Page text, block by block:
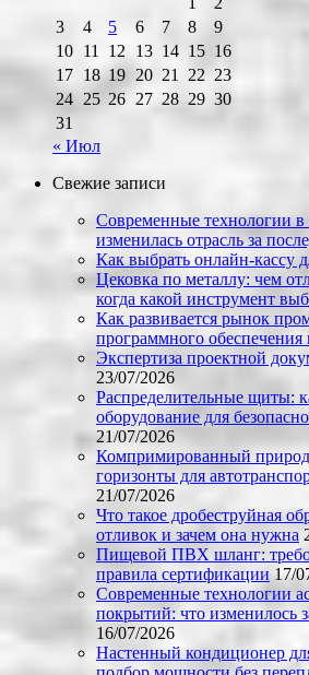
3
4 5 6 7 8
9
10 11 12 13 14 15 16
17 18 19 20 21 22 23
24 25 26 27 28 29 30
31
« Июл
Свежие записи
Современные технологии в
изменилась отрасль за
Как выбрать онлайн-кассу
Цековка по металлу: чем
когда какой инструмент
Как развивается рынок
программного обеспечения
Экспертиза проектной
23/07/2026
Распределительные щиты:
оборудование для
21/07/2026
Компримированный
горизонты для
21/07/2026
Что такое дробеструйная
отливок и зачем она нужна
Пищевой ПВХ шланг:
правила сертификации 17/
Современные технологии
покрытий: что изменилось
16/07/2026
Настенный кондиционер